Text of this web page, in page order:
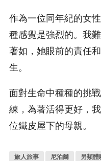
作為一位同年紀的女
種感覺是強烈的。我
著如，她眼前的責任
生。
面對生命中種種的挑
練，為著活得更好，
位鐵皮屋下的母親。
旅人旅事 尼泊爾 另類體